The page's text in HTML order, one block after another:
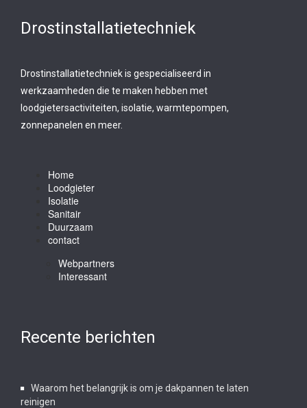
Drostinstallatietechniek
Drostinstallatietechniek is gespecialiseerd in
werkzaamheden die te maken hebben met
loodgietersactiviteiten, isolatie, warmtepompen,
zonnepanelen en meer.
Home
Loodgieter
Isolatie
Sanitair
Duurzaam
contact
Webpartners
Interessant
Recente berichten
Waarom het belangrijk is om je dakpannen te laten
reinigen